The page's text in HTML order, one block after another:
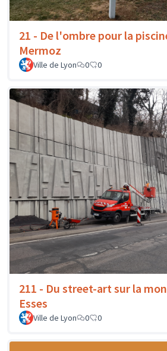
21 - De l'ombre pour la
Mermoz
Ville de Lyon 0 0
211 - Du street-art sur la
Esses
Ville de Lyon 0 0